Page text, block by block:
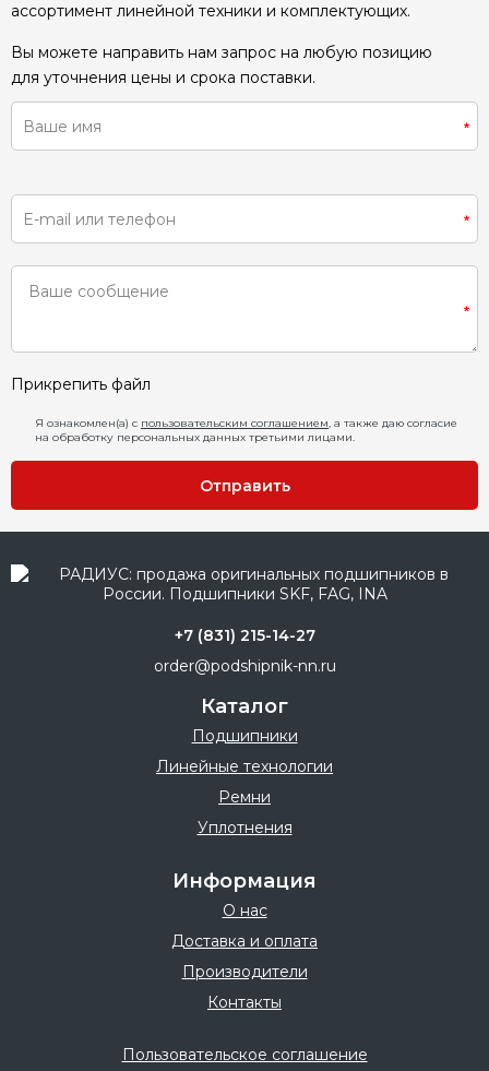
ассортимент линейной техники и комплектующих.
Вы можете направить нам запрос на любую позицию
для уточнения цены и срока поставки.
Прикрепить файл
Я ознакомлен(а) с пользовательским соглашением, а также даю согласие
на обработку персональных данных третьими лицами.
Отправить
+7 (831) 215-14-27
order@podshipnik-nn.ru
Каталог
Подшипники
Линейные технологии
Ремни
Уплотнения
Информация
О нас
Доставка и оплата
Производители
Контакты
Пользовательское соглашение